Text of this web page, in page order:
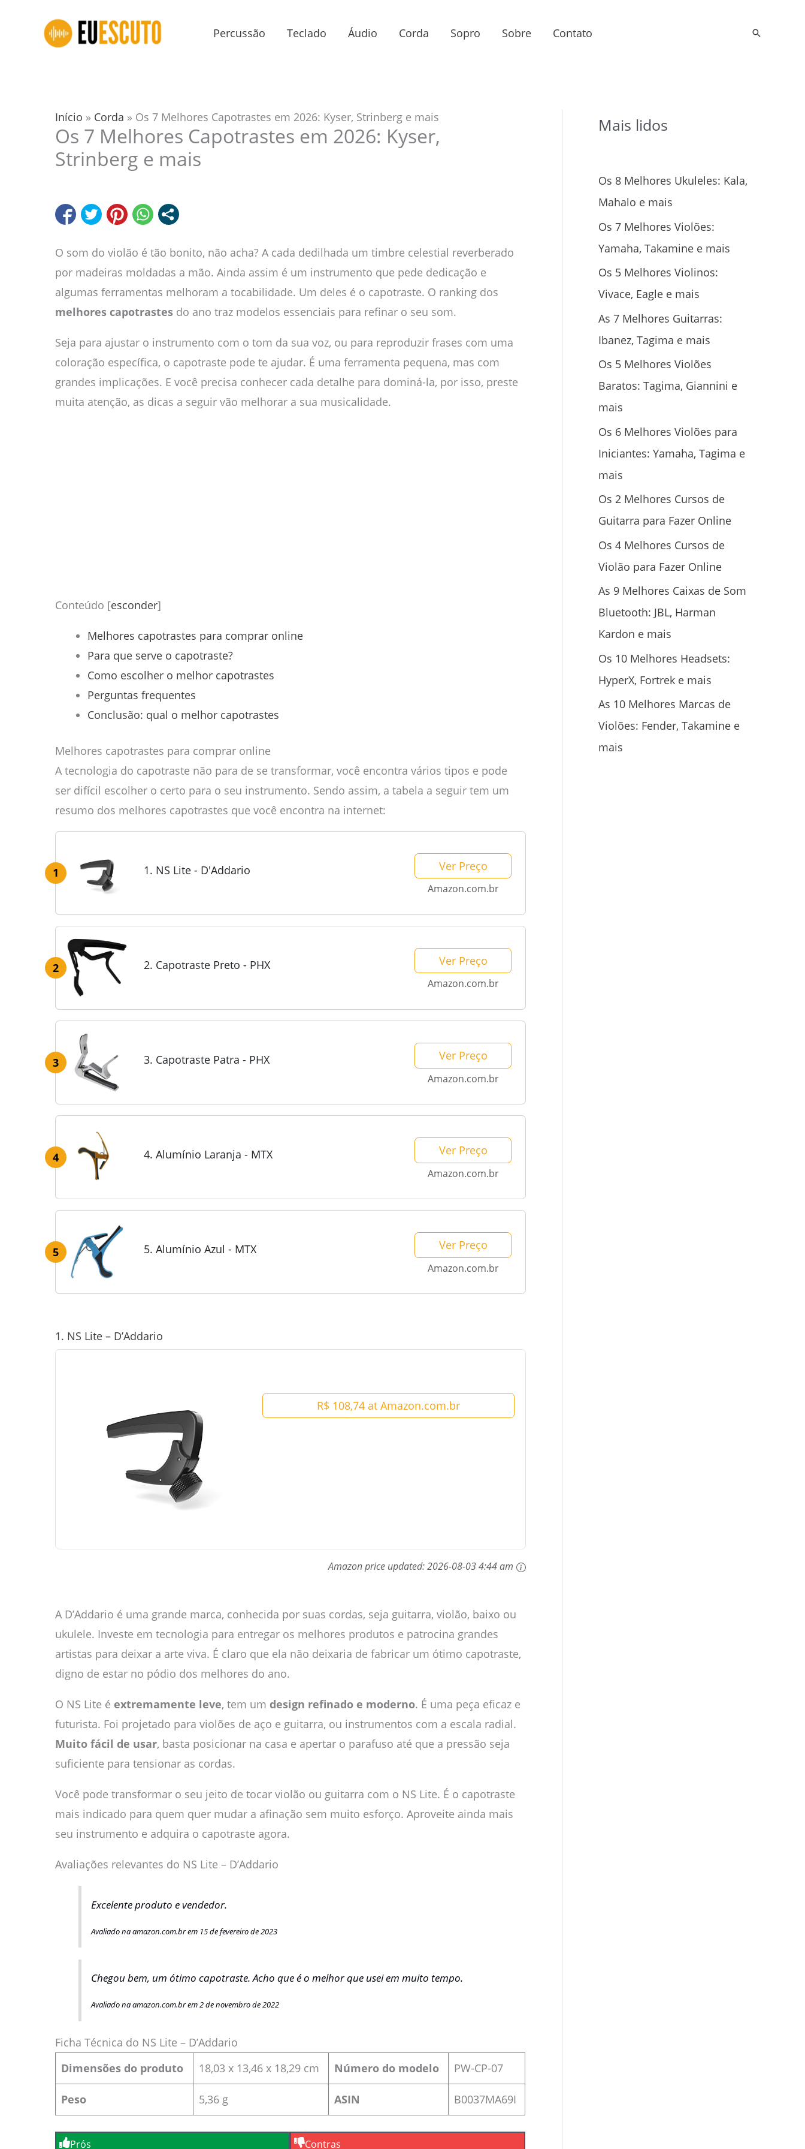
Percussão Teclado Áudio Corda Sopro Sobre Contato Pesquisar
Início » Corda » Os 7 Melhores Capotrastes em 2026: Kyser, Strinberg e mais
Os 7 Melhores Capotrastes em 2026: Kyser,
Strinberg e mais
O som do violão é tão bonito, não acha? A cada dedilhada um timbre celestial reverberado
por madeiras moldadas a mão. Ainda assim é um instrumento que pede dedicação e
algumas ferramentas melhoram a tocabilidade. Um deles é o capotraste. O ranking dos
melhores capotrastes do ano traz modelos essenciais para refinar o seu som.
Seja para ajustar o instrumento com o tom da sua voz, ou para reproduzir frases com uma
coloração específica, o capotraste pode te ajudar. É uma ferramenta pequena, mas com
grandes implicações. E você precisa conhecer cada detalhe para dominá-la, por isso, preste
muita atenção, as dicas a seguir vão melhorar a sua musicalidade.
Conteúdo [esconder]
Melhores capotrastes para comprar online
Para que serve o capotraste?
Como escolher o melhor capotrastes
Perguntas frequentes
Conclusão: qual o melhor capotrastes
Melhores capotrastes para comprar online
A tecnologia do capotraste não para de se transformar, você encontra vários tipos e pode
ser difícil escolher o certo para o seu instrumento. Sendo assim, a tabela a seguir tem um
resumo dos melhores capotrastes que você encontra na internet:
1 1. NS Lite - D'Addario Ver Preço
Amazon.com.br
2 2. Capotraste Preto - PHX Ver Preço
Amazon.com.br
3 3. Capotraste Patra - PHX Ver Preço
Amazon.com.br
4 4. Alumínio Laranja - MTX Ver Preço
Amazon.com.br
5 5. Alumínio Azul - MTX Ver Preço
Amazon.com.br
1. NS Lite – D’Addario
R$ 108,74 at Amazon.com.br
Amazon price updated:2026-08-03 4:44 am
A D’Addario é uma grande marca, conhecida por suas cordas, seja guitarra, violão, baixo ou
ukulele. Investe em tecnologia para entregar os melhores produtos e patrocina grandes
artistas para deixar a arte viva. É claro que ela não deixaria de fabricar um ótimo capotraste,
digno de estar no pódio dos melhores do ano.
O NS Lite é extremamente leve, tem um design refinado e moderno. É uma peça eficaz e
futurista. Foi projetado para violões de aço e guitarra, ou instrumentos com a escala radial.
Muito fácil de usar, basta posicionar na casa e apertar o parafuso até que a pressão seja
suficiente para tensionar as cordas.
Você pode transformar o seu jeito de tocar violão ou guitarra com o NS Lite. É o capotraste
mais indicado para quem quer mudar a afinação sem muito esforço. Aproveite ainda mais
seu instrumento e adquira o capotraste agora.
Avaliações relevantes do NS Lite – D’Addario
Excelente produto e vendedor.
Avaliado na amazon.com.br em 15 de fevereiro de 2023
Chegou bem, um ótimo capotraste. Acho que é o melhor que usei em muito tempo.
Avaliado na amazon.com.br em 2 de novembro de 2022
Ficha Técnica do NS Lite – D’Addario
Dimensões do produto
‎18,03 x 13,46 x 18,29 cm Número do modelo PW-CP-07
Peso 5,36 g ASIN ‎B0037MA69I
Prós Contras
Mais lidos
Os 8 Melhores Ukuleles: Kala,
Mahalo e mais
Os 7 Melhores Violões:
Yamaha, Takamine e mais
Os 5 Melhores Violinos:
Vivace, Eagle e mais
As 7 Melhores Guitarras:
Ibanez, Tagima e mais
Os 5 Melhores Violões
Baratos: Tagima, Giannini e
mais
Os 6 Melhores Violões para
Iniciantes: Yamaha, Tagima e
mais
Os 2 Melhores Cursos de
Guitarra para Fazer Online
Os 4 Melhores Cursos de
Violão para Fazer Online
As 9 Melhores Caixas de Som
Bluetooth: JBL, Harman
Kardon e mais
Os 10 Melhores Headsets:
HyperX, Fortrek e mais
As 10 Melhores Marcas de
Violões: Fender, Takamine e
mais